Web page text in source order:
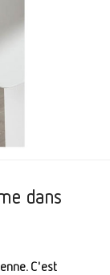
dans
C'est